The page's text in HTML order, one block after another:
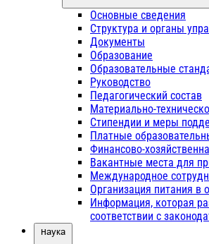
Основные сведения
Структура и органы
Документы
Образование
Образовательные
Руководство
Педагогический состав
Материально-
Стипендии и меры
Платные
Финансово-
Вакантные места для
Международное
Организация питания в
Информация, которая
соответствии с
Наука